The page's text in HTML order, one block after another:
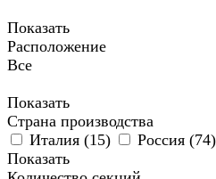
Показать
Расположение
Все
Показать
Страна производства
Италия (15) Россия (74)
Показать